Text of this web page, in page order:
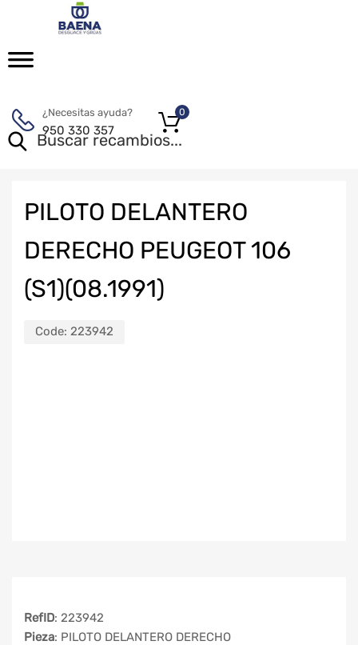
¿Necesitas ayuda?
950 330 357
0
PILOTO DELANTERO
DERECHO PEUGEOT 106
(S1)(08.1991)
Code: 223942
RefID: 223942
Pieza: PILOTO DELANTERO DERECHO